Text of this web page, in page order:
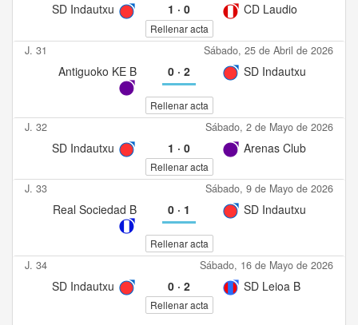
SD Indautxu 1 · 0 CD Laudio
Rellenar acta
J. 31 Sábado, 25 de Abril de 2026
Antiguoko KE B 0· 2 SD Indautxu
Rellenar acta
J. 32 Sábado, 2 de Mayo de 2026
SD Indautxu 1 · 0 Arenas Club
Rellenar acta
J. 33 Sábado, 9 de Mayo de 2026
Real Sociedad B 0· 1 SD Indautxu
Rellenar acta
J. 34 Sábado, 16 de Mayo de 2026
SD Indautxu 0· 2 SD Leioa B
Rellenar acta